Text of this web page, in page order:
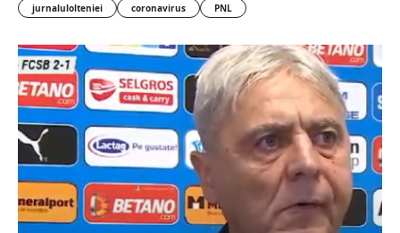
jurnalulolteniei
coronavirus PNL